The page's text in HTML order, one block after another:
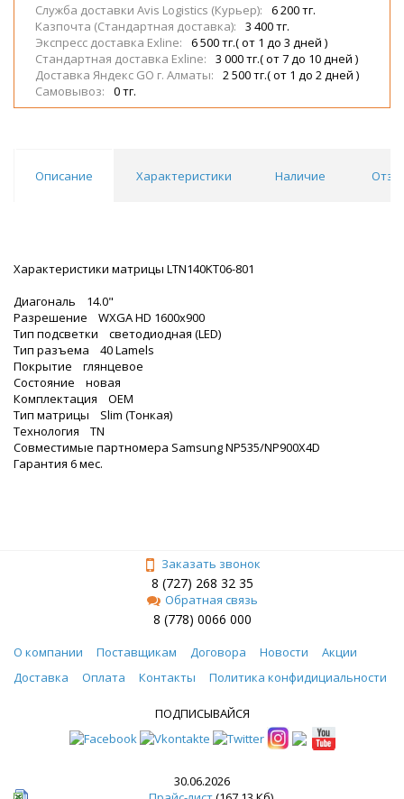
Служба доставки Avis Logistics (Курьер):
6 200 тг.
Казпочта (Стандартная доставка):
3 400 тг.
Экспресс доставка Exline:
6 500 тг.( от 1 до 3 дней )
Стандартная доставка Exline:
3 000 тг.( от 7 до 10 дней )
Доставка Яндекс GO г. Алматы:
2 500 тг.( от 1 до 2 дней )
Самовывоз:
0 тг.
Описание Характеристики Наличие
Характеристики матрицы LTN140KT06-801
Диагональ 14.0"
Разрешение WXGA HD 1600x900
Тип подсветки cветодиодная (LED)
Тип разъема 40 Lamels
Покрытие глянцевое
Состояние новая
Комплектация ОЕМ
Тип матрицы Slim (Тонкая)
Технология TN
Совместимые партномера Samsung NP535/NP900X4D
Гарантия 6 мес.
Заказать звонок
8 (727) 268 32 35
Обратная связь
8 (778) 0066 000
О компании Поставщикам Договора Новости
Акции
Доставка
Оплата Контакты Политика конфидициальности
ПОДПИСЫВАЙСЯ
30.06.2026